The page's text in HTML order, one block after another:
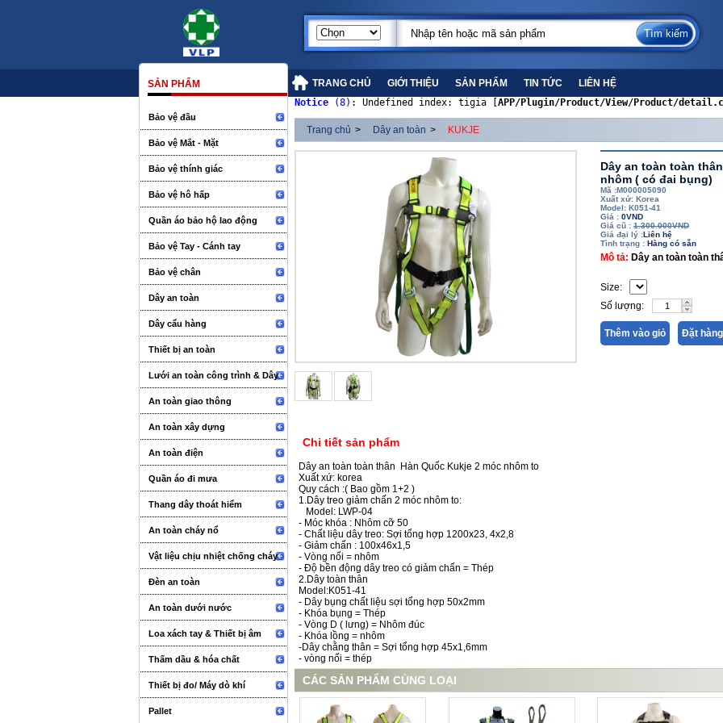
TRANG CHỦ GIỚI THIỆU SẢN PHẨM TIN TỨC LIÊN HỆ
SẢN PHẨM
Bảo vệ đầu
Bảo vệ Mắt - Mặt
Bảo vệ thính giác
Bảo vệ hô hấp
Quần áo bảo hộ lao động
Bảo vệ Tay - Cánh tay
Bảo vệ chân
Dây an toàn
Dây cẩu hàng
Thiết bị an toàn
Lưới an toàn công trình & Dây
An toàn giao thông
An toàn xây dựng
An toàn điện
Quần áo đi mưa
Thang dây thoát hiểm
An toàn cháy nổ
Vật liệu chịu nhiệt chống cháy
Đèn an toàn
An toàn dưới nước
Loa xách tay & Thiết bị âm
thanh sự kiện
Thấm dầu & hóa chất
Thiết bị đo/ Máy dò khí
Pallet
Notice (8) : Undefined index: tigia [ APP/Plugin/Product/View/Product/
Trang chủ > Dây an toàn > KUKJE
Dây an toàn toàn
nhôm ( có đai bụng)
Mã :M000005090
Xuất xứ: Korea
Model: K051-41
Giá : 0VND
Giá cũ : 1.300.000VND
Giá đại lý :Liên hệ
Tình trạng : Hàng có sẵn
Mô tả: Dây an toàn toàn
Size:
Số lượng:
Thêm vào giỏ Đặt hàng
Chi tiết sản phẩm
Dây an toàn toàn thân Hàn Quốc Kukje 2 móc nhôm to
Xuất xứ: korea
Quy cách :( Bao gồm 1+2 )
1.Dây treo giảm chấn 2 móc nhôm to:
Model: LWP-04
- Móc khóa : Nhôm cỡ 50
- Chất liệu dây treo: Sợi tổng hợp 1200x23, 4x2,8
- Giảm chấn : 100x46x1,5
- Vòng nối = nhôm
- Độ bền động dây treo có giảm chấn = Thép
2.Dây toàn thân
Model:K051-41
- Dây bụng chất liệu sợi tổng hợp 50x2mm
- Khóa bụng = Thép
- Vòng D ( lưng) = Nhôm đúc
- Khóa lồng = nhôm
-Dây chằng thân = Sợi tổng hợp 45x1,6mm
- vòng nối = thép
CÁC SẢN PHẨM CÙNG LOẠI